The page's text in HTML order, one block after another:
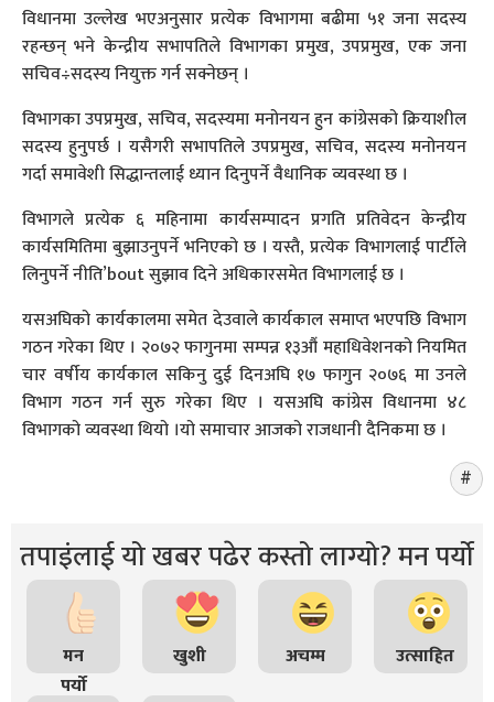
विधानमा उल्लेख भएअनुसार प्रत्येक विभागमा बढीमा ५१ जना सदस्य
रहन्छन् भने केन्द्रीय सभापतिले विभागका प्रमुख, उपप्रमुख, एक जना
सचिव÷सदस्य नियुक्त गर्न सक्नेछन् ।
विभागका उपप्रमुख, सचिव, सदस्यमा मनोनयन हुन कांग्रेसको क्रियाशील
सदस्य हुनुपर्छ । यसैगरी सभापतिले उपप्रमुख, सचिव, सदस्य मनोनयन
गर्दा समावेशी सिद्धान्तलाई ध्यान दिनुपर्ने वैधानिक व्यवस्था छ ।
विभागले प्रत्येक ६ महिनामा कार्यसम्पादन प्रगति प्रतिवेदन केन्द्रीय
कार्यसमितिमा बुझाउनुपर्ने भनिएको छ । यस्तै, प्रत्येक विभागलाई पार्टीले
लिनुपर्ने नीति’bout सुझाव दिने अधिकारसमेत विभागलाई छ ।
यसअघिको कार्यकालमा समेत देउवाले कार्यकाल समाप्त भएपछि विभाग
गठन गरेका थिए । २०७२ फागुनमा सम्पन्न १३औं महाधिवेशनको नियमित
चार वर्षीय कार्यकाल सकिनु दुई दिनअघि १७ फागुन २०७६ मा उनले
विभाग गठन गर्न सुरु गरेका थिए । यसअघि कांग्रेस विधानमा ४८
विभागको व्यवस्था थियो ।यो समाचार आजको राजधानी दैनिकमा छ ।
तपाइंलाई यो खबर पढेर कस्तो लाग्यो? मन पर्यो
मन
पर्यो
खुशी अचम्म उत्साहित